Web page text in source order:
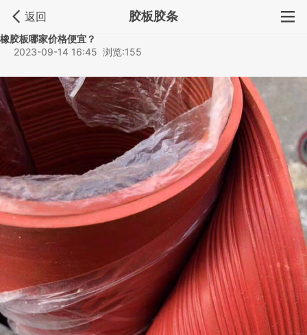
返回 胶板胶条
橡胶板哪家价格便宜？
2023-09-14 16:45 浏览:155